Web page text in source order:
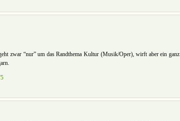
zwar “nur” um das Randthema Kultur (Musik/Oper), wirft aber ein ganz